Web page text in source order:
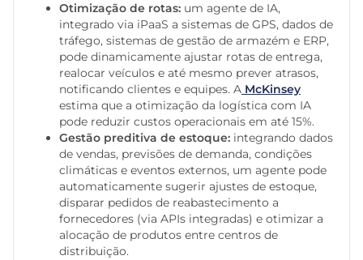
Otimização de rotas: um agente de IA,
integrado via iPaaS a sistemas de GPS, dados de
tráfego, sistemas de gestão de armazém e ERP,
pode dinamicamente ajustar rotas de entrega,
realocar veículos e até mesmo prever atrasos,
notificando clientes e equipes. A McKinsey
estima que a otimização da logística com IA
pode reduzir custos operacionais em até 15%.
Gestão preditiva de estoque: integrando dados
de vendas, previsões de demanda, condições
climáticas e eventos externos, um agente pode
automaticamente sugerir ajustes de estoque,
disparar pedidos de reabastecimento a
fornecedores (via APIs integradas) e otimizar a
alocação de produtos entre centros de
distribuição.